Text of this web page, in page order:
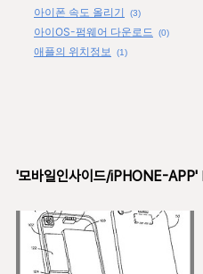
아이폰 속도 올리기 (3)
아이OS-펌웨어 다운로드 (0)
애플의 위치정보 (1)
'모바일인사이드/iPHONE-APP'